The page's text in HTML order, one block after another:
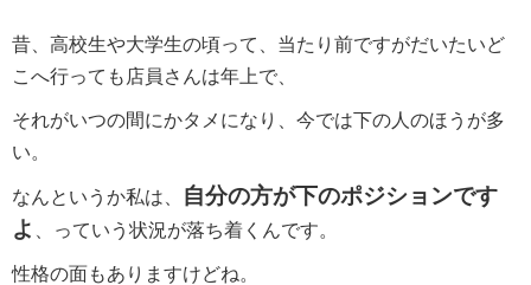
昔、高校生や大学生の頃って、当たり前ですがだいたいど
こへ行っても店員さんは年上で、
それがいつの間にかタメになり、今では下の人のほうが多
い。
なんというか私は、
自分の方が下のポジションです
よ
、っていう状況が落ち着くんです。
性格の面もありますけどね。